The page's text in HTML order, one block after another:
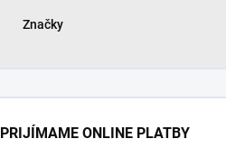
Značky
PRIJÍMAME ONLINE PLATBY